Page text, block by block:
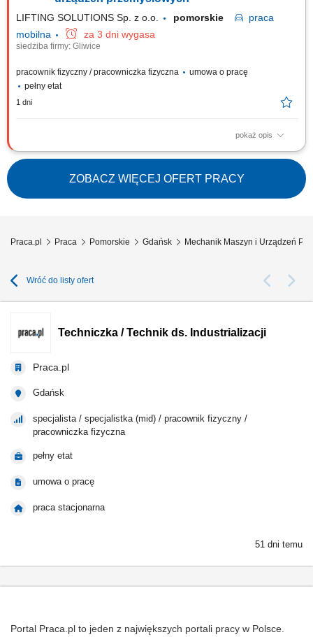
LIFTING SOLUTIONS Sp. z o.o. pomorskie
praca
mobilna
za 3 dni wygasa
siedziba firmy: Gliwice
pracownik fizyczny / pracowniczka fizyczna
umowa o pracę
pełny etat
1 dni
pokaż opis
Zadania Mechaniczny montaż urządzeń, maszyn oraz stanowisk
przemysłowych na podstawie rysunków technicznych; Integracja
poszczególnych zespołów mechanicznych w kompletne systemy
produkcyjne; Bieżące diagnozowanie i samodzielne rozwiązywanie
problemów technicznych podczas montażu;...
ZOBACZ WIĘCEJ OFERT PRACY
Praca.pl Praca Pomorskie Gdańsk Mechanik Maszyn i Urządzeń
Wróć do listy ofert
Techniczka / Technik ds. Industrializacji
Praca.pl
Gdańsk
specjalista / specjalistka (mid) / pracownik fizyczny /
pracowniczka fizyczna
pełny etat
umowa o pracę
praca stacjonarna
51 dni temu
Portal Praca.pl to jeden z największych portali pracy w Polsce.